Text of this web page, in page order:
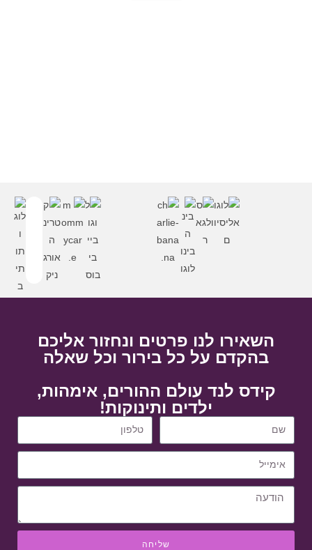
השאירו לנו פרטים ונחזור אליכם
בהקדם על כל בירור וכל שאלה
קידס לנד עולם ההורים, אימהות,
ילדים ותינוקות!
שליחה